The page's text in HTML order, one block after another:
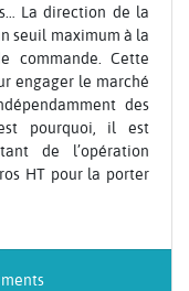
La direction de la
seuil maximum à la
commande. Cette
engager le marché
des
pourquoi, il est
de l’opération
HT pour la porter